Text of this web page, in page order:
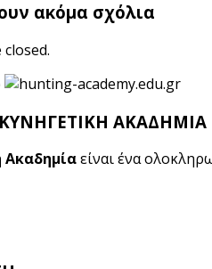
ακόμα σχόλια
ΑΚΑΔΗΜΙΑ
Ακαδημίαείναι ένα